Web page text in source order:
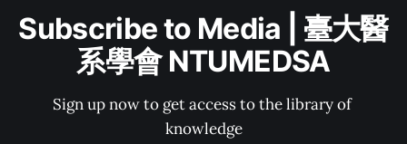
Subscribe to Media | 臺大醫
系學會 NTUMEDSA
Sign up now to get access to the library of
knowledge